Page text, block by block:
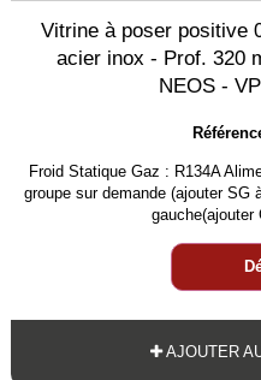
Vitrine à poser positive
acier inox - Prof. 320
NEOS -
Froid Statique Gaz : R134A
groupe sur demande (ajouter SG
gauche(ajouter
AJOUTER